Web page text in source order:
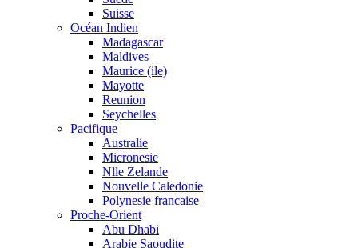
Suisse
Océan Indien
Madagascar
Maldives
Maurice (ile)
Mayotte
Reunion
Seychelles
Pacifique
Australie
Micronesie
Nlle Zelande
Nouvelle Caledonie
Polynesie francaise
Proche-Orient
Abu Dhabi
Arabie Saoudite